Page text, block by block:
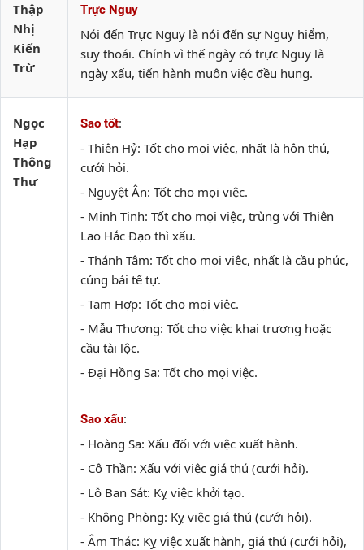
Thập
Nhị
Kiến
Trừ
Trực Nguy
Nói đến Trực Nguy là nói đến sự Nguy hiểm,
suy thoái. Chính vì thế ngày có trực Nguy là
ngày xấu, tiến hành muôn việc đều hung.
Ngọc
Hạp
Thông
Thư
Sao tốt:
- Thiên Hỷ: Tốt cho mọi việc, nhất là hôn thú,
cưới hỏi.
- Nguyệt Ân: Tốt cho mọi việc.
- Minh Tinh: Tốt cho mọi việc, trùng với Thiên
Lao Hắc Đạo thì xấu.
- Thánh Tâm: Tốt cho mọi việc, nhất là cầu phúc,
cúng bái tế tự.
- Tam Hợp: Tốt cho mọi việc.
- Mẫu Thương: Tốt cho việc khai trương hoặc
cầu tài lộc.
- Đại Hồng Sa: Tốt cho mọi việc.
Sao xấu:
- Hoàng Sa: Xấu đối với việc xuất hành.
- Cô Thần: Xấu với việc giá thú (cưới hỏi).
- Lỗ Ban Sát: Kỵ việc khởi tạo.
- Không Phòng: Kỵ việc giá thú (cưới hỏi).
- Âm Thác: Kỵ việc xuất hành, giá thú (cưới hỏi),